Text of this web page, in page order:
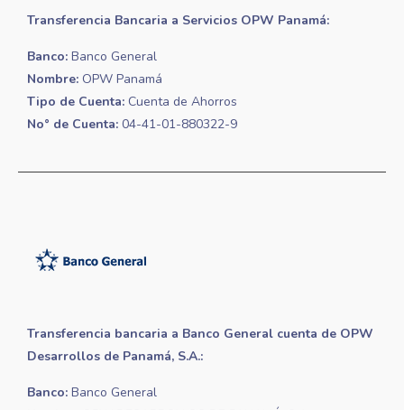
Transferencia Bancaria a Servicios OPW Panamá:
Banco: Banco General
Nombre: OPW Panamá
Tipo de Cuenta: Cuenta de Ahorros
No° de Cuenta: 04-41-01-880322-9
Transferencia bancaria a Banco General cuenta de OPW
Desarrollos de Panamá, S.A.:
Banco: Banco General